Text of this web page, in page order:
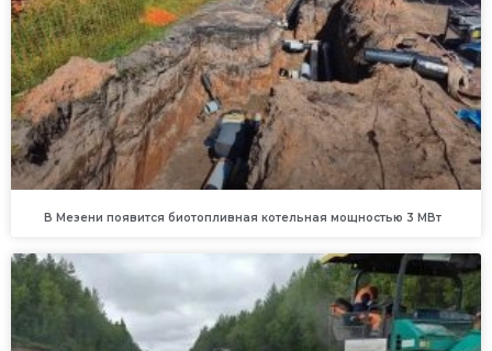
В Мезени появится биотопливная котельная мощностью 3 МВт